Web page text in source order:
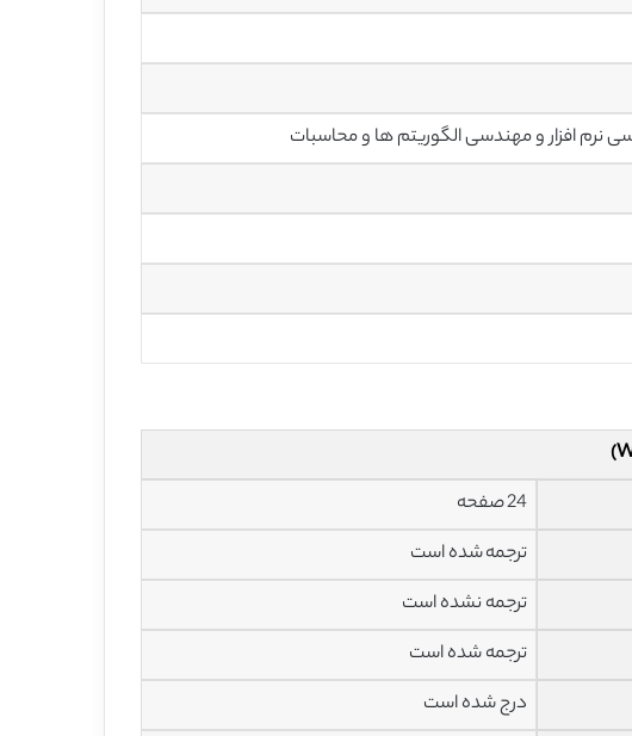
نرم افزار و مهندسی الگوریتم ها و محاسبات
24 صفحه
ترجمه شده است
ترجمه نشده است
ترجمه شده است
درج شده است